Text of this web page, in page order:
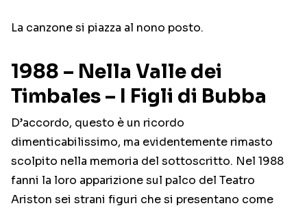
La canzone si piazza al nono posto.
1988 – Nella Valle dei
Timbales – I Figli di Bubba
D’accordo, questo è un ricordo
dimenticabilissimo, ma evidentemente rimasto
scolpito nella memoria del sottoscritto. Nel 1988
fanni la loro apparizione sul palco del Teatro
Ariston sei strani figuri che si presentano come